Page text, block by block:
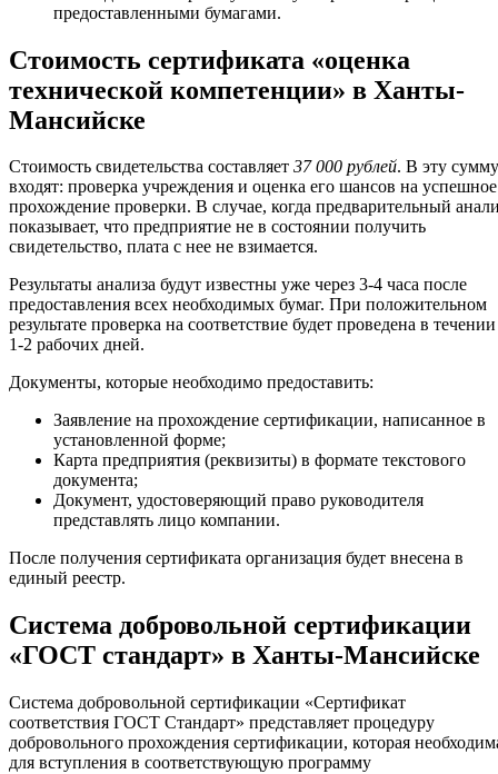
предоставленными бумагами.
Стоимость сертификата «оценка
технической компетенции» в Ханты-
Мансийске
Стоимость свидетельства составляет 37 000 рублей. В эту сумму
входят: проверка учреждения и оценка его шансов на успешное
прохождение проверки. В случае, когда предварительный
показывает, что предприятие не в состоянии получить
свидетельство, плата с нее не взимается.
Результаты анализа будут известны уже через 3-4 часа после
предоставления всех необходимых бумаг. При положительном
результате проверка на соответствие будет проведена в течении
1-2 рабочих дней.
Документы, которые необходимо предоставить:
Заявление на прохождение сертификации, написанное в
установленной форме;
Карта предприятия (реквизиты) в формате текстового
документа;
Документ, удостоверяющий право руководителя
представлять лицо компании.
После получения сертификата организация будет внесена в
единый реестр.
Система добровольной сертификации
«ГОСТ стандарт» в Ханты-Мансийске
Система добровольной сертификации «Сертификат
соответствия ГОСТ Стандарт» представляет процедуру
добровольного прохождения сертификации, которая
для вступления в соответствующую программу